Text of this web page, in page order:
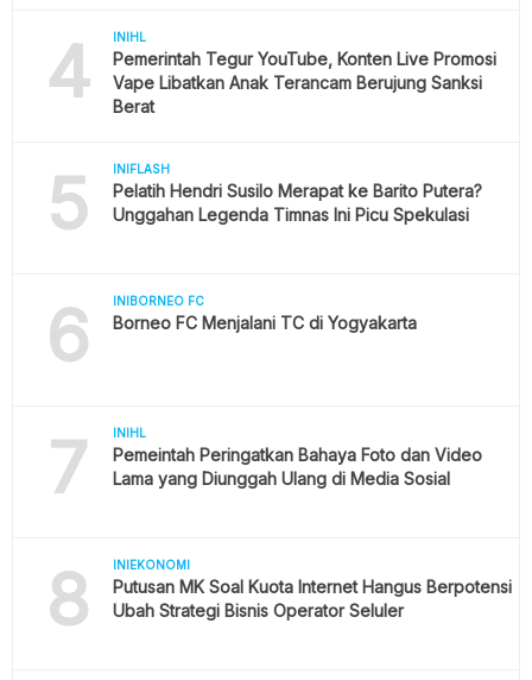
4 INIHL
Pemerintah Tegur YouTube, Konten Live Promosi
Vape Libatkan Anak Terancam Berujung Sanksi
Berat
5 INIFLASH
Pelatih Hendri Susilo Merapat ke Barito Putera?
Unggahan Legenda Timnas Ini Picu Spekulasi
6 INIBORNEO FC
Borneo FC Menjalani TC di Yogyakarta
7 INIHL
Pemeintah Peringatkan Bahaya Foto dan Video
Lama yang Diunggah Ulang di Media Sosial
8 INIEKONOMI
Putusan MK Soal Kuota Internet Hangus Berpotensi
Ubah Strategi Bisnis Operator Seluler